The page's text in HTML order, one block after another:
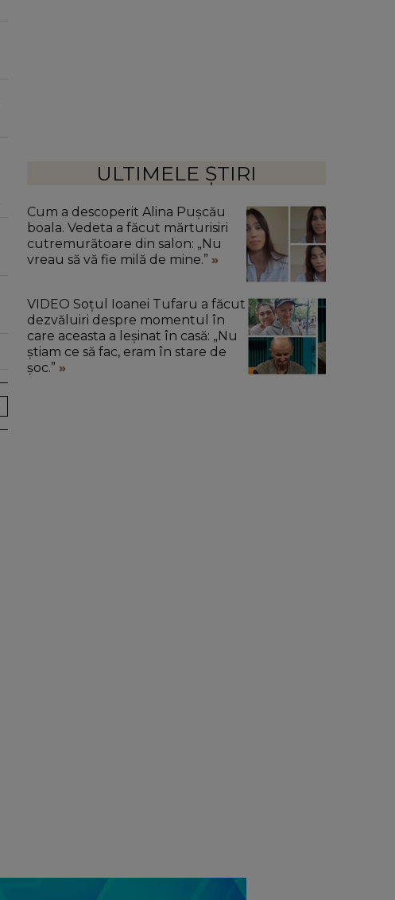
ULTIMELE ȘTIRI
Cum a descoperit Alina Pușcău
boala. Vedeta a făcut mărturisiri
cutremurătoare din salon: „Nu
vreau să vă fie milă de mine.”
VIDEO Soțul Ioanei Tufaru a făcut
dezvăluiri despre momentul în
care aceasta a leșinat în casă: „Nu
știam ce să fac, eram în stare de
șoc.”